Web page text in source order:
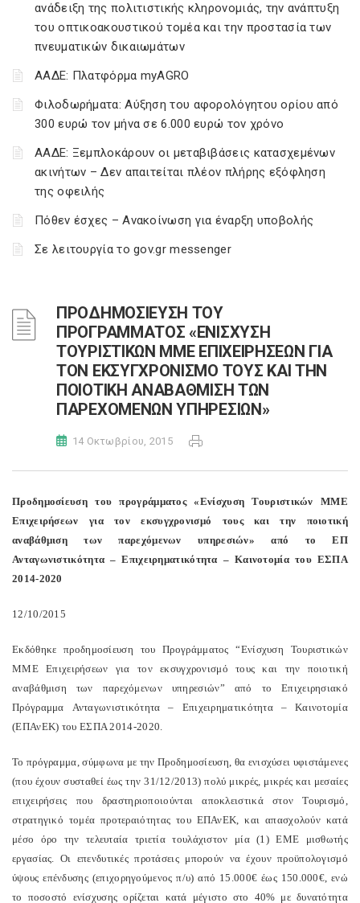
ανάδειξη της πολιτιστικής κληρονομιάς, την ανάπτυξη
του οπτικοακουστικού τομέα και την προστασία των
πνευματικών δικαιωμάτων
ΑΑΔΕ: Πλατφόρμα myAGRO
Φιλοδωρήματα: Αύξηση του αφορολόγητου ορίου από
300 ευρώ τον μήνα σε 6.000 ευρώ τον χρόνο
ΑΑΔΕ: Ξεμπλοκάρουν οι μεταβιβάσεις κατασχεμένων
ακινήτων – Δεν απαιτείται πλέον πλήρης εξόφληση
της οφειλής
Πόθεν έσχες – Ανακοίνωση για έναρξη υποβολής
Σε λειτουργία το gov.gr messenger
ΠΡΟΔΗΜΟΣΙΕΥΣΗ ΤΟΥ
ΠΡΟΓΡΑΜΜΑΤΟΣ «ΕΝΙΣΧΥΣΗ
ΤΟΥΡΙΣΤΙΚΩΝ ΜΜΕ ΕΠΙΧΕΙΡΗΣΕΩΝ ΓΙΑ
ΤΟΝ ΕΚΣΥΓΧΡΟΝΙΣΜΟ ΤΟΥΣ ΚΑΙ ΤΗΝ
ΠΟΙΟΤΙΚΗ ΑΝΑΒΑΘΜΙΣΗ ΤΩΝ
ΠΑΡΕΧΟΜΕΝΩΝ ΥΠΗΡΕΣΙΩΝ»
14 Οκτωβρίου, 2015
Προδημοσίευση του προγράμματος «Ενίσχυση Τουριστικών ΜΜΕ
Επιχειρήσεων για τον εκσυγχρονισμό τους και την ποιοτική
αναβάθμιση των παρεχόμενων υπηρεσιών» από το ΕΠ
Ανταγωνιστικότητα – Επιχειρηματικότητα – Καινοτομία του ΕΣΠΑ
2014-2020
12/10/2015
Εκδόθηκε προδημοσίευση του Προγράμματος “Ενίσχυση Τουριστικών
ΜΜΕ Επιχειρήσεων για τον εκσυγχρονισμό τους και την ποιοτική
αναβάθμιση των παρεχόμενων υπηρεσιών” από το Επιχειρησιακό
Πρόγραμμα Ανταγωνιστικότητα – Επιχειρηματικότητα – Καινοτομία
(ΕΠΑνΕΚ) του ΕΣΠΑ 2014-2020.
Το πρόγραμμα, σύμφωνα με την Προδημοσίευση, θα ενισχύσει υφιστάμενες
(που έχουν συσταθεί έως την 31/12/2013) πολύ μικρές, μικρές και μεσαίες
επιχειρήσεις που δραστηριοποιούνται αποκλειστικά στον Τουρισμό,
στρατηγικό τομέα προτεραιότητας του ΕΠΑνΕΚ, και απασχολούν κατά
μέσο όρο την τελευταία τριετία τουλάχιστον μία (1) ΕΜΕ μισθωτής
εργασίας. Οι επενδυτικές προτάσεις μπορούν να έχουν προϋπολογισμό
ύψους επένδυσης (επιχορηγούμενος π/υ) από 15.000€ έως 150.000€, ενώ
το ποσοστό ενίσχυσης ορίζεται κατά μέγιστο στο 40% με δυνατότητα